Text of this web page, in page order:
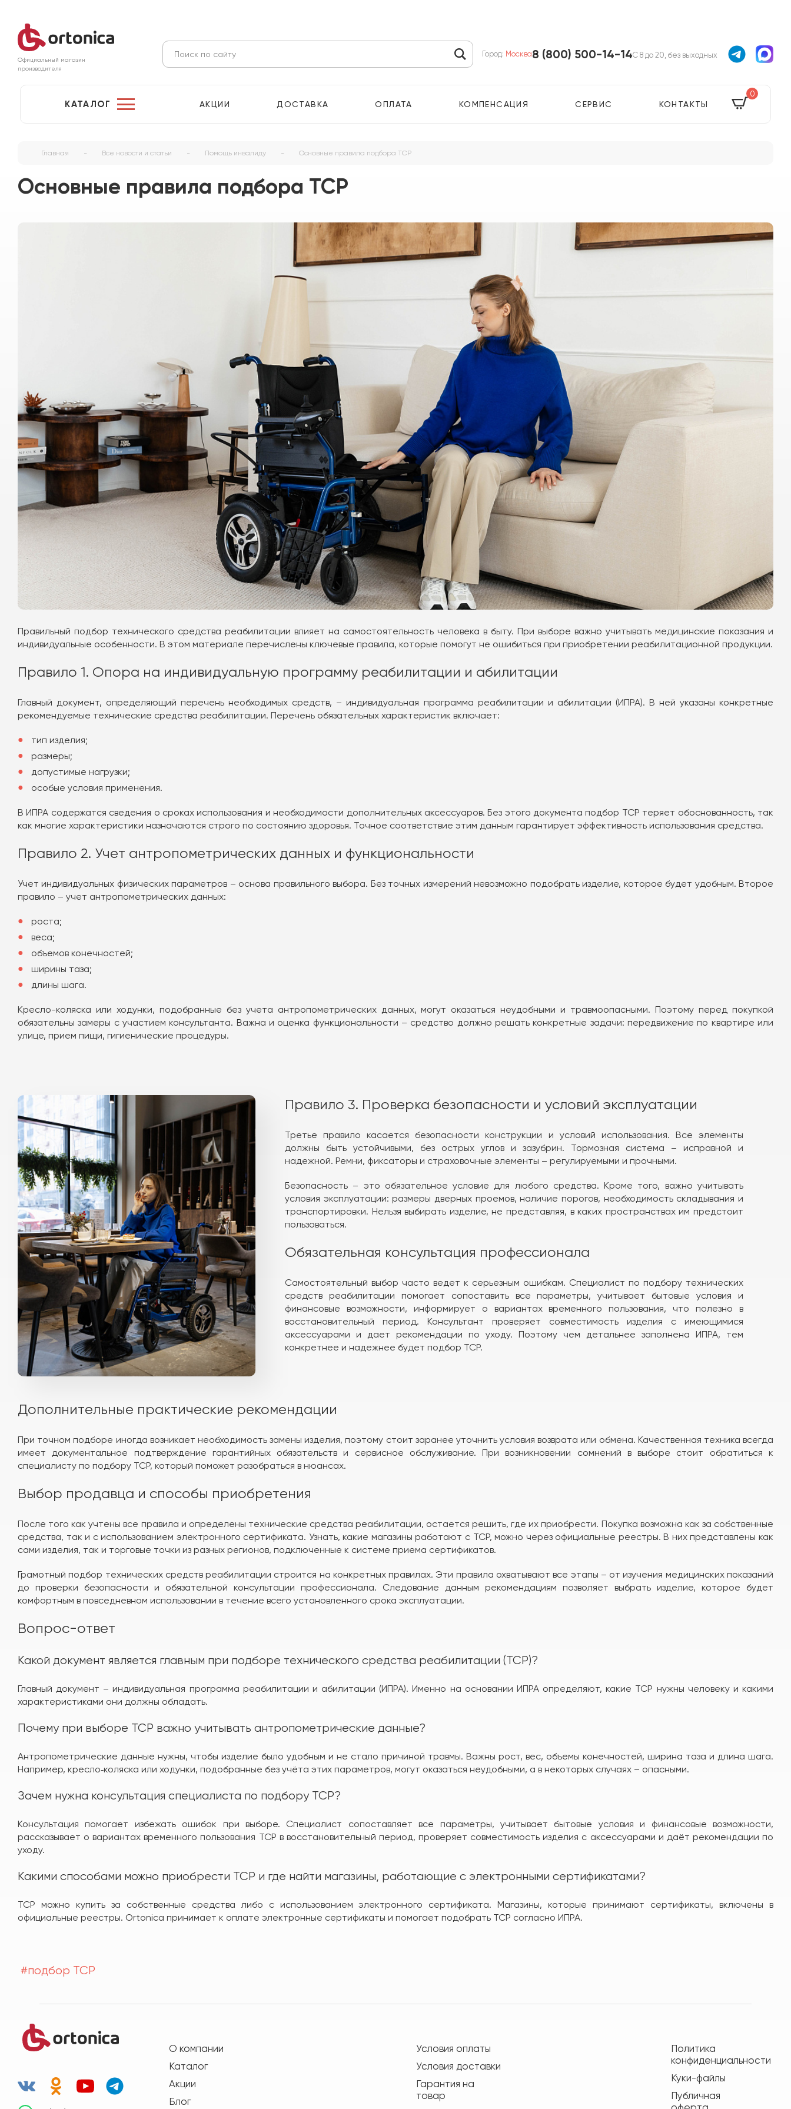
Официальный магазин
производителя
Город: Москва8 (800) 500-14-14С 8 до 20, без выходных
КАТАЛОГ АКЦИИ ДОСТАВКА ОПЛАТА КОМПЕНСАЦИЯ СЕРВИС КОНТАКТЫ
0
Главная - Все новости и статьи - Помощь инвалиду - Основные правила подбора ТСР
Основные правила подбора ТСР
Правильный подбор технического средства реабилитации влияет на самостоятельность человека в быту. При выборе важно учитывать медицинские показания и
индивидуальные особенности. В этом материале перечислены ключевые правила, которые помогут не ошибиться при приобретении реабилитационной продукции.
Правило 1. Опора на индивидуальную программу реабилитации и абилитации
Главный документ, определяющий перечень необходимых средств, – индивидуальная программа реабилитации и абилитации (ИПРА). В ней указаны конкретные
рекомендуемые технические средства реабилитации. Перечень обязательных характеристик включает:
тип изделия;
размеры;
допустимые нагрузки;
особые условия применения.
В ИПРА содержатся сведения о сроках использования и необходимости дополнительных аксессуаров. Без этого документа подбор ТСР теряет обоснованность, так
как многие характеристики назначаются строго по состоянию здоровья. Точное соответствие этим данным гарантирует эффективность использования средства.
Правило 2. Учет антропометрических данных и функциональности
Учет индивидуальных физических параметров – основа правильного выбора. Без точных измерений невозможно подобрать изделие, которое будет удобным. Второе
правило – учет антропометрических данных:
роста;
веса;
объемов конечностей;
ширины таза;
длины шага.
Кресло-коляска или ходунки, подобранные без учета антропометрических данных, могут оказаться неудобными и травмоопасными. Поэтому перед покупкой
обязательны замеры с участием консультанта. Важна и оценка функциональности – средство должно решать конкретные задачи: передвижение по квартире или
улице, прием пищи, гигиенические процедуры.
Правило 3. Проверка безопасности и условий эксплуатации
Третье правило касается безопасности конструкции и условий использования. Все элементы
должны быть устойчивыми, без острых углов и зазубрин. Тормозная система – исправной и
надежной. Ремни, фиксаторы и страховочные элементы – регулируемыми и прочными.
Безопасность – это обязательное условие для любого средства. Кроме того, важно учитывать
условия эксплуатации: размеры дверных проемов, наличие порогов, необходимость складывания и
транспортировки. Нельзя выбирать изделие, не представляя, в каких пространствах им предстоит
пользоваться.
Обязательная консультация профессионала
Самостоятельный выбор часто ведет к серьезным ошибкам. Специалист по подбору технических
средств реабилитации помогает сопоставить все параметры, учитывает бытовые условия и
финансовые возможности, информирует о вариантах временного пользования, что полезно в
восстановительный период. Консультант проверяет совместимость изделия с имеющимися
аксессуарами и дает рекомендации по уходу. Поэтому чем детальнее заполнена ИПРА, тем
конкретнее и надежнее будет подбор ТСР.
Дополнительные практические рекомендации
При точном подборе иногда возникает необходимость замены изделия, поэтому стоит заранее уточнить условия возврата или обмена. Качественная техника всегда
имеет документальное подтверждение гарантийных обязательств и сервисное обслуживание. При возникновении сомнений в выборе стоит обратиться к
специалисту по подбору ТСР, который поможет разобраться в нюансах.
Выбор продавца и способы приобретения
После того как учтены все правила и определены технические средства реабилитации, остается решить, где их приобрести. Покупка возможна как за собственные
средства, так и с использованием электронного сертификата. Узнать, какие магазины работают с ТСР, можно через официальные реестры. В них представлены как
сами изделия, так и торговые точки из разных регионов, подключенные к системе приема сертификатов.
Грамотный подбор технических средств реабилитации строится на конкретных правилах. Эти правила охватывают все этапы – от изучения медицинских показаний
до проверки безопасности и обязательной консультации профессионала. Следование данным рекомендациям позволяет выбрать изделие, которое будет
комфортным в повседневном использовании в течение всего установленного срока эксплуатации.
Вопрос-ответ
Какой документ является главным при подборе технического средства реабилитации (ТСР)?
Главный документ – индивидуальная программа реабилитации и абилитации (ИПРА). Именно на основании ИПРА определяют, какие ТСР нужны человеку и какими
характеристиками они должны обладать.
Почему при выборе ТСР важно учитывать антропометрические данные?
Антропометрические данные нужны, чтобы изделие было удобным и не стало причиной травмы. Важны рост, вес, объемы конечностей, ширина таза и длина шага.
Например, кресло‑коляска или ходунки, подобранные без учёта этих параметров, могут оказаться неудобными, а в некоторых случаях – опасными.
Зачем нужна консультация специалиста по подбору ТСР?
Консультация помогает избежать ошибок при выборе. Специалист сопоставляет все параметры, учитывает бытовые условия и финансовые возможности,
рассказывает о вариантах временного пользования ТСР в восстановительный период, проверяет совместимость изделия с аксессуарами и даёт рекомендации по
уходу.
Какими способами можно приобрести ТСР и где найти магазины, работающие с электронными сертификатами?
ТСР можно купить за собственные средства либо с использованием электронного сертификата. Магазины, которые принимают сертификаты, включены в
официальные реестры. Ortonica принимает к оплате электронные сертификаты и помогает подобрать ТСР согласно ИПРА.
#подбор ТСР
О компании
Каталог
Акции
Блог
Условия оплаты
Условия доставки
Гарантия на
товар
Политика
конфиденциальности
Куки-файлы
Публичная